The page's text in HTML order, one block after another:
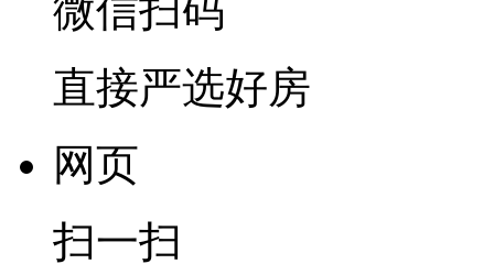
微信扫码
直接严选好房
网页
扫一扫